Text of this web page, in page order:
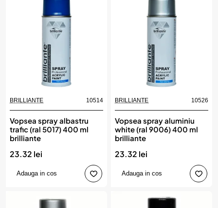
BRILLIANTE 10514
Vopsea spray albastru
trafic (ral 5017) 400 ml
brilliante
23.32 lei
Adauga in cos
BRILLIANTE 10526
Vopsea spray aluminiu
white (ral 9006) 400 ml
brilliante
23.32 lei
Adauga in cos